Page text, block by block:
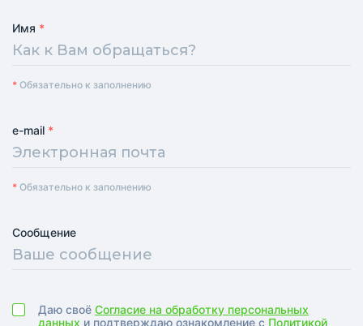
Имя *
* Обязательно к заполнению
e-mail *
* Обязательно к заполнению
Сообщение
Даю своё Cогласие на обработку персональных
данных и подтверждаю ознакомление с Политикой